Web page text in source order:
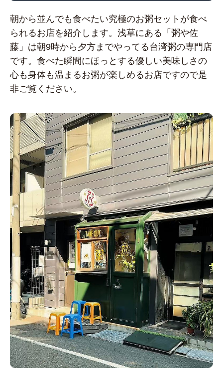
朝から並んでも食べたい究極のお粥セットが食べ
られるお店を紹介します。浅草にある「粥や佐
藤」は朝9時から夕方までやってる台湾粥の専門店
です。食べた瞬間にほっとする優しい美味しさの
心も身体も温まるお粥が楽しめるお店ですので是
非ご覧ください。